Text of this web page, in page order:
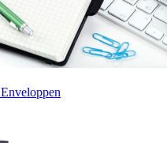
Enveloppen